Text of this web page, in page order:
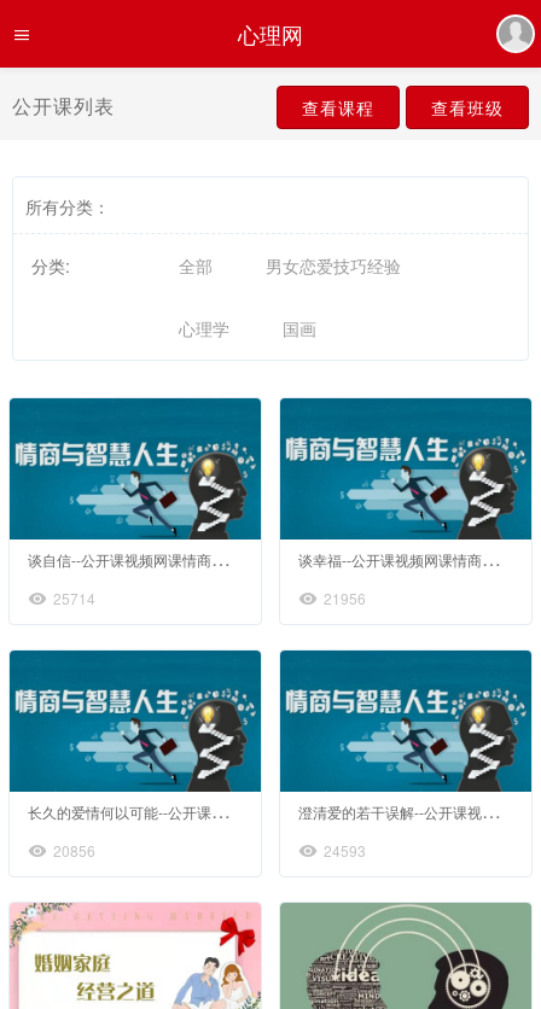
心理网
公开课列表 查看课程 查看班级
所有分类：
分类: 全部 男女恋爱技巧经验
心理学 国画
谈
自信--公开课视频网课情商心理健康心理学
25714
谈
幸福--公开课视频网课情商心理健康心理学
21956
长
久的爱情何以可能--公开课视频网课情商心理健康心理学
20856
澄
清爱的若干误解--公开课视频网课情商心理健康心理学
24593